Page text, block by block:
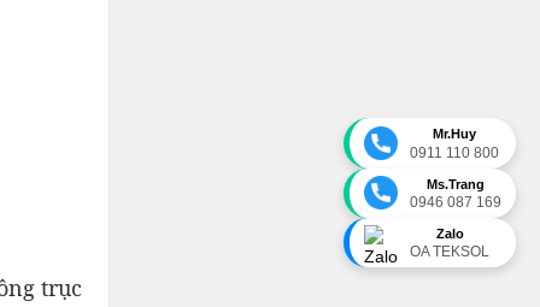
Mr.Huy
0911 110 800
Ms.Trang
0946 087 169
Zalo
OA TEKSOL
trục